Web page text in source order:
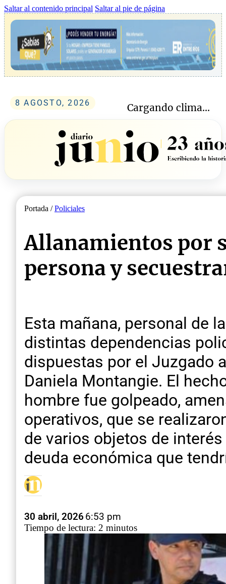
Saltar al contenido principal Saltar al pie de página
8 AGOSTO, 2026 Cargando clima...
Portada /Policiales
Allanamientos por
persona y
Esta mañana, personal de
distintas dependencias
dispuestas por el Juzgado
Daniela Montangie. El
hombre fue golpeado,
operativos, que se
de varios objetos de
deuda económica que
30 abril, 20266:53 pm
Tiempo de lectura: 2 minutos